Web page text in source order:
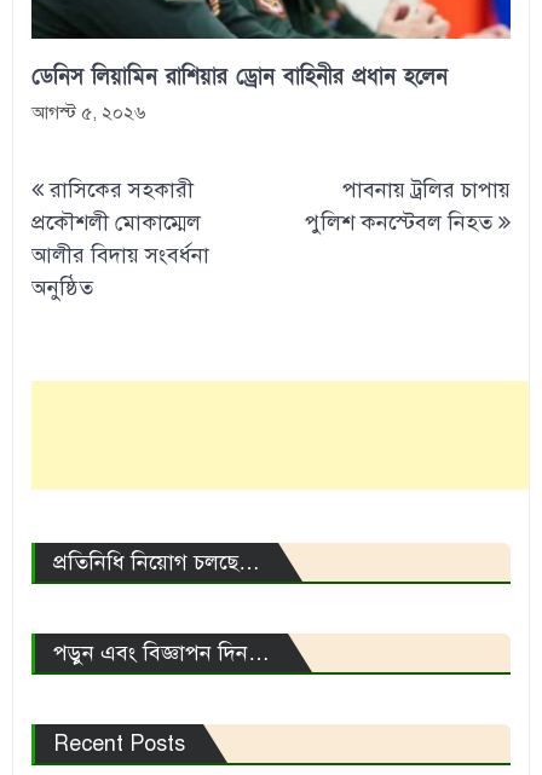
ডেনিস লিয়ামিন রাশিয়ার ড্রোন বাহিনীর প্রধান হলেন
আগস্ট ৫, ২০২৬
Post
navigation
রাসিকের সহকারী
প্রকৌশলী মোকাম্মেল
আলীর বিদায় সংবর্ধনা
অনুষ্ঠিত
পাবনায় ট্রলির চাপায়
পুলিশ কনস্টেবল নিহত
প্রতিনিধি নিয়োগ চলছে…
পড়ুন এবং বিজ্ঞাপন দিন…
Recent Posts